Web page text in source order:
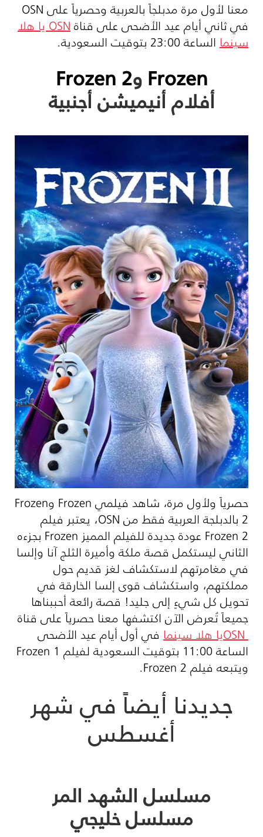
معنا لأول مرة مدبلجاً بالعربية وحصرياً علىOSN
في ثاني أيام عيد الأضحى على قناةOSNيا هلا
سينماالساعة 23:00 بتوقيت السعودية.
FrozenوFrozen 2
أفلام أنيميشن أجنبية
حصرياً ولأول مرة، شاهد فيلميFrozen وFrozen
2 بالدبلجة العربية فقط منOSN، يعتبر فيلم
Frozen 2 عودة جديدة للفيلم المميز Frozenبجزءه
الثاني ليستكمل قصة ملكة وأميرة الثلج آنا وإلسا
في مغامرتهم لاستكشاف لغز قديم حول
مملكتهم، واستكشاف قوى إلسا الخارقة في
تحويل كل شيءٍ إلى جليد! قصة رائعة أحببناها
جميعاً تُعرض الآن اكتشفها معنا حصرياً على قناة
OSNيا هلا سينما في أول أيام عيد الأضحى
الساعة 11:00 بتوقيت السعودية لفيلم Frozen 1
ويتبعه فيلمFrozen 2
.
جديدنا أيضاً في شهر
أغسطس
مسلسل الشهد المر
مسلسل خليجي